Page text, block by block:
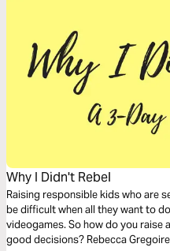
Why I Didn't Rebel
Raising responsible kids who are
be difficult when all they want to
videogames. So how do you raise
good decisions? Rebecca